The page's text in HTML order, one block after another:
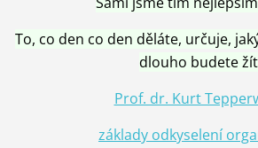
To, co den co den děláte, určuje,
dlouho budete žít
Prof. dr. Kurt
základy odkyselení